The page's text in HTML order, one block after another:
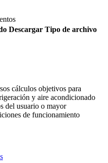
Descargar Tipo de archivo
cálculos objetivos para
y aire acondicionado
del usuario o mayor
de funcionamiento